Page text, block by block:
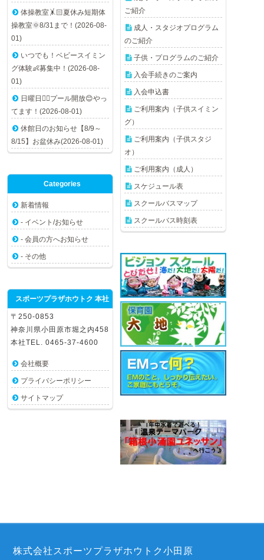
ご紹介
成人・スタジオプログラム
のご紹介
子供・プログラムのご紹介
入会手続きのご案内
入会申込書
ご利用案内（子供スイミン
グ）
ご利用案内（子供スタジ
オ）
ご利用案内（成人）
スケジュール表
スクールバスマップ
スクールバス時刻表
体操教室🤸🏻夏休み短期体
操教室🌞8/31まで！(2026-08-
01)
いつでも！ベビースイミン
グ体験👶募集中！(2026-08-
01)
日曜日🏊🏻プール開放😊やっ
てます！(2026-08-01)
休館日のお知らせ【8/9～
8/15】お盆休み(2026-08-01)
Categories
新着情報
- イベント/お知らせ
- 会員の方へお知らせ
- その他
スポーツプラザホウトク 本社
〒250-0853
神奈川県小田原市堀之内458
本社TEL. 0465-37-4600
会社概要
プライバシーポリシー
サイトマップ
株式会社スポーツプラザホウトク小田原